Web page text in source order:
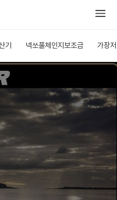
기 넥쏘풀체인지보조금 가장